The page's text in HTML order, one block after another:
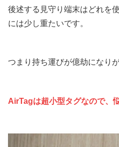
後述する見守り端末はどれを
には少し重たいです。
つまり持ち運びが億劫になりが
AirTagは超小型タグなので、